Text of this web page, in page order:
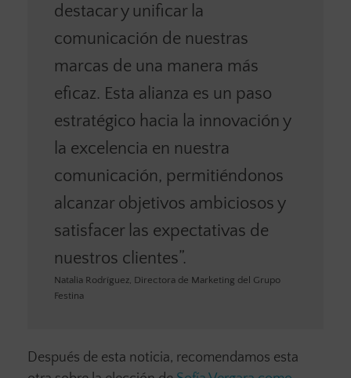
destacar y unificar la
comunicación de nuestras
marcas de una manera más
eficaz. Esta alianza es un paso
estratégico hacia la innovación y
la excelencia en nuestra
comunicación, permitiéndonos
alcanzar objetivos ambiciosos y
satisfacer las expectativas de
nuestros clientes”.
Natalia Rodríguez, Directora de Marketing del Grupo
Festina
Después de esta noticia, recomendamos esta